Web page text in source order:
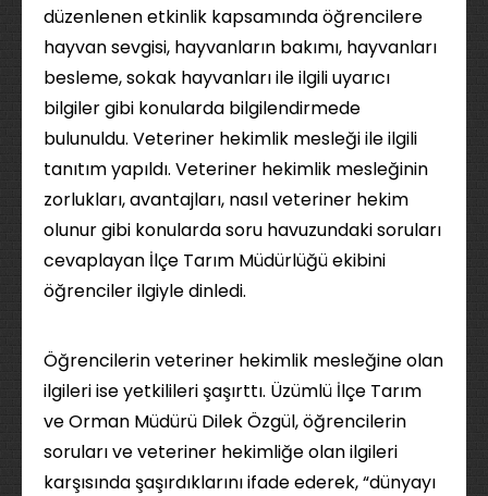
düzenlenen etkinlik kapsamında öğrencilere
hayvan sevgisi, hayvanların bakımı, hayvanları
besleme, sokak hayvanları ile ilgili uyarıcı
bilgiler gibi konularda bilgilendirmede
bulunuldu. Veteriner hekimlik mesleği ile ilgili
tanıtım yapıldı. Veteriner hekimlik mesleğinin
zorlukları, avantajları, nasıl veteriner hekim
olunur gibi konularda soru havuzundaki soruları
cevaplayan İlçe Tarım Müdürlüğü ekibini
öğrenciler ilgiyle dinledi.
Öğrencilerin veteriner hekimlik mesleğine olan
ilgileri ise yetkilileri şaşırttı. Üzümlü İlçe Tarım
ve Orman Müdürü Dilek Özgül, öğrencilerin
soruları ve veteriner hekimliğe olan ilgileri
karşısında şaşırdıklarını ifade ederek, “dünyayı